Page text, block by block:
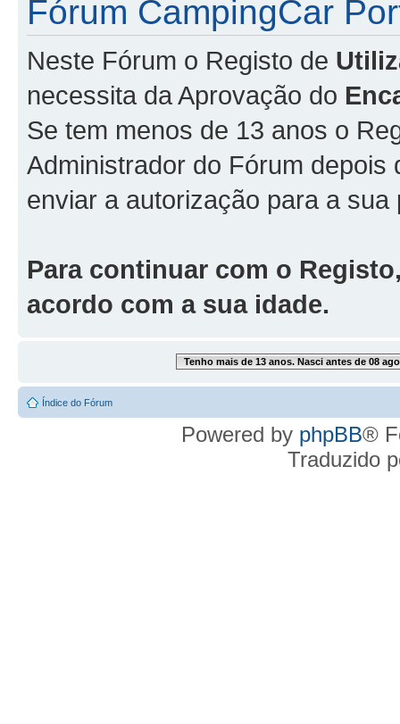
Fórum CampingCar
Neste Fórum o Registo de
necessita da Aprovação do
Se tem menos de 13 anos o
Administrador do Fórum
enviar a autorização para a sua
Para continuar com o
acordo com a sua idade.
Tenho mais de 13 anos. Nasci antes de 08 ago
Índice do Fórum
Powered by phpBB®
Traduzido